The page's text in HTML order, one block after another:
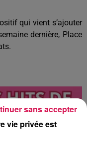
qui vient s’ajouter
dernière, Place
vie privée est
sans accepter